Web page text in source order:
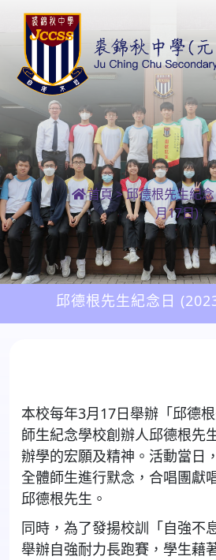
首頁>邱德根先生紀
月17日)
邱德根先生紀念日
本校每年3月17日舉辦「邱德
師生紀念學校創辦人邱德根先
辦學的宏願及精神。活動當日
全體師生進行默念，合唱團獻
邱德根先生。
同時，為了發揚校訓「自強不
舉辦自強耐力長跑賽，學生藉